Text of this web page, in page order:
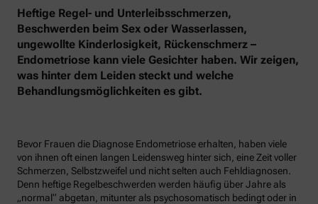
Heftige Regel- und Unterleibsschmerzen,
Beschwerden beim Sex oder Wasserlassen,
ungewollte Kinderlosigkeit, Rückenschmerz –
Endometriose kann viele Gesichter haben. Wir zeigen,
was hinter dem Leiden steckt und welche
Behandlungsmöglichkeiten es gibt.
Bevor Frauen die Diagnose Endometriose erhalten, haben viele
von ihnen oft einen langen Leidensweg hinter sich, eine Zeit voller
Schmerzen, Selbstzweifel und nicht selten auch Fehldiagnosen.
Denn heftige Regelbeschwerden werden häufig über Jahre als
„normal“ abgetan, mitunter als psychosomatisch bedingt oder in